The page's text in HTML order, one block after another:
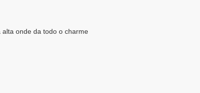
alta onde da todo o charme